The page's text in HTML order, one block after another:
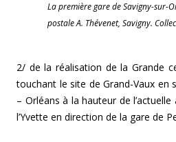
La première gare de Savigny-sur-
postale A. Thévenet, Savigny.
2/ de la réalisation de la Grande
touchant le site de Grand-Vaux en
– Orléans à la hauteur de
l’Yvette en direction de la gare de